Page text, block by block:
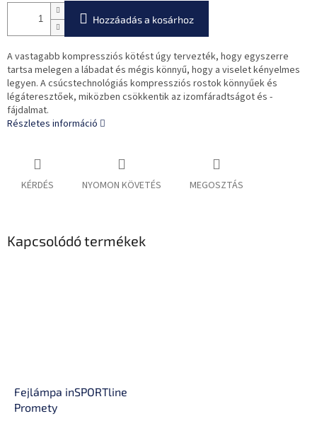
Hozzáadás a kosárhoz
A vastagabb kompressziós kötést úgy tervezték, hogy egyszerre
tartsa melegen a lábadat és mégis könnyű, hogy a viselet kényelmes
legyen. A csúcstechnológiás kompressziós rostok könnyűek és
légáteresztőek, miközben csökkentik az izomfáradtságot és -
fájdalmat.
Részletes információ
KÉRDÉS NYOMON KÖVETÉS MEGOSZTÁS
Kapcsolódó termékek
Fejlámpa inSPORTline
Promety